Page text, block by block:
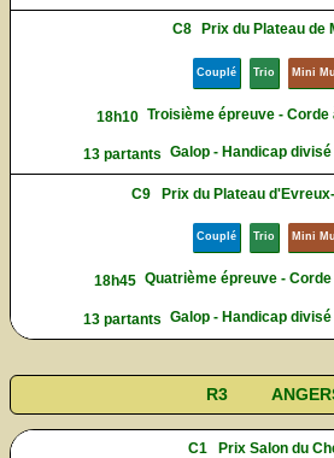
C8 Prix du Plateau de
Couplé Trio Mini
18h10 Troisième épreuve - Corde
13 partants Galop - Handicap
C9 Prix du Plateau
Couplé Trio Mini
18h45 Quatrième épreuve -
13 partants Galop - Handicap
R3
C1 Prix Salon du